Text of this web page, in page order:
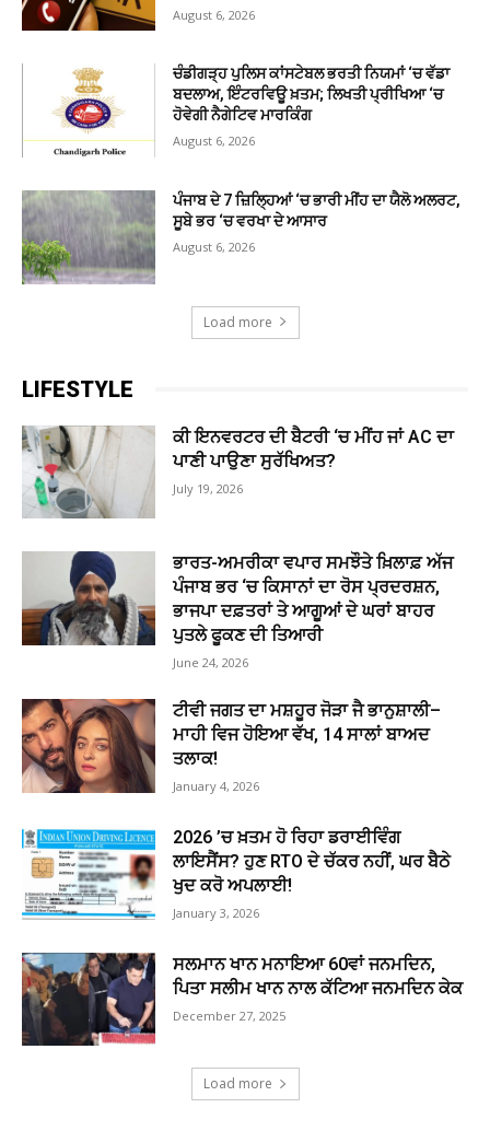
August 6, 2026
ਚੰਡੀਗੜ੍ਹ ਪੁਲਿਸ ਕਾਂਸਟੇਬਲ ਭਰਤੀ ਨਿਯਮਾਂ ‘ਚ ਵੱਡਾ
ਬਦਲਾਅ, ਇੰਟਰਵਿਊ ਖ਼ਤਮ; ਲਿਖਤੀ ਪ੍ਰੀਖਿਆ ‘ਚ
ਹੋਵੇਗੀ ਨੈਗੇਟਿਵ ਮਾਰਕਿੰਗ
August 6, 2026
ਪੰਜਾਬ ਦੇ 7 ਜ਼ਿਲ੍ਹਿਆਂ ‘ਚ ਭਾਰੀ ਮੀਂਹ ਦਾ ਯੈਲੋ ਅਲਰਟ,
ਸੂਬੇ ਭਰ ‘ਚ ਵਰਖਾ ਦੇ ਆਸਾਰ
August 6, 2026
Load more
LIFESTYLE
ਕੀ ਇਨਵਰਟਰ ਦੀ ਬੈਟਰੀ ‘ਚ ਮੀਂਹ ਜਾਂ AC ਦਾ
ਪਾਣੀ ਪਾਉਣਾ ਸੁਰੱਖਿਅਤ?
July 19, 2026
ਭਾਰਤ-ਅਮਰੀਕਾ ਵਪਾਰ ਸਮਝੌਤੇ ਖ਼ਿਲਾਫ਼ ਅੱਜ
ਪੰਜਾਬ ਭਰ ‘ਚ ਕਿਸਾਨਾਂ ਦਾ ਰੋਸ ਪ੍ਰਦਰਸ਼ਨ,
ਭਾਜਪਾ ਦਫ਼ਤਰਾਂ ਤੇ ਆਗੂਆਂ ਦੇ ਘਰਾਂ ਬਾਹਰ
ਪੁਤਲੇ ਫੂਕਣ ਦੀ ਤਿਆਰੀ
June 24, 2026
ਟੀਵੀ ਜਗਤ ਦਾ ਮਸ਼ਹੂਰ ਜੋੜਾ ਜੈ ਭਾਨੁਸ਼ਾਲੀ–
ਮਾਹੀ ਵਿਜ ਹੋਇਆ ਵੱਖ, 14 ਸਾਲਾਂ ਬਾਅਦ
ਤਲਾਕ!
January 4, 2026
2026 ’ਚ ਖ਼ਤਮ ਹੋ ਰਿਹਾ ਡਰਾਈਵਿੰਗ
ਲਾਇਸੈਂਸ? ਹੁਣ RTO ਦੇ ਚੱਕਰ ਨਹੀਂ, ਘਰ ਬੈਠੇ
ਖੁਦ ਕਰੋ ਅਪਲਾਈ!
January 3, 2026
ਸਲਮਾਨ ਖਾਨ ਮਨਾਇਆ 60ਵਾਂ ਜਨਮਦਿਨ,
ਪਿਤਾ ਸਲੀਮ ਖਾਨ ਨਾਲ ਕੱਟਿਆ ਜਨਮਦਿਨ ਕੇਕ
December 27, 2025
Load more